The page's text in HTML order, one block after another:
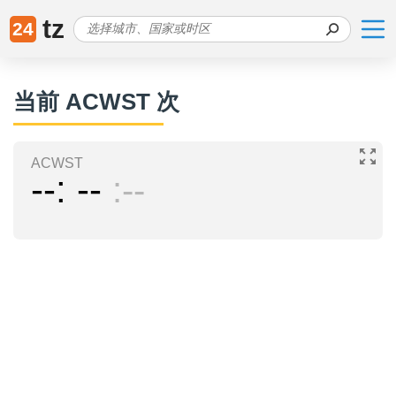
24 tz
当前 ACWST 次
ACWST
-- -- --